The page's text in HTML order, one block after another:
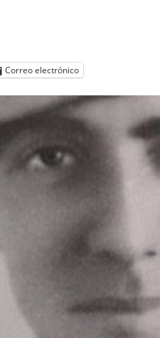
Correo electrónico